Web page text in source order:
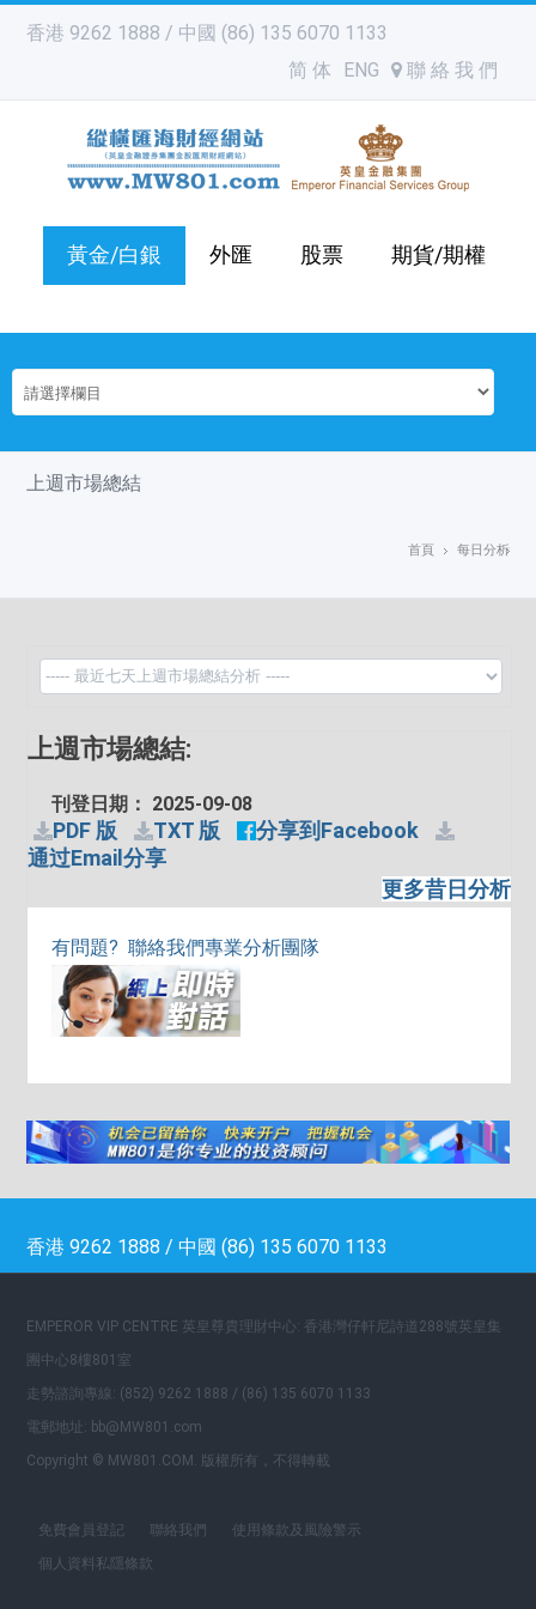
香港 9262 1888 / 中國 (86) 135 6070 1133
简 体
ENG 聯 絡 我 們
黃金/白銀 外匯 股票 期貨/期權
上週市場總結
首頁 每日分析
上週市場總結:
刊登日期： 2025-09-08
PDF 版 TXT 版
分享到Facebook
通过Email分享
更多昔日分析
有問題? 聯絡我們專業分析團隊
香港 9262 1888 / 中國 (86) 135 6070 1133
EMPEROR VIP CENTRE 英皇尊貴理財中心: 香港灣仔軒尼詩道288號英皇集
團中心8樓801室
走勢諮詢專線: (852) 9262 1888 / (86) 135 6070 1133
電郵地址: bb@MW801.com
Copyright © MW801.COM. 版權所有，不得轉載
免費會員登記 聯絡我們
使用條款及風險警示
個人資料私隱條款